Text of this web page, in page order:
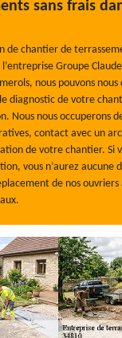
sans frais
de chantier de
Groupe
nous pouvons nous
diagnostic de votre
Nous nous occuperons
contact avec un
de votre chantier. Si
vous n’aurez aucune
de nos ouvriers